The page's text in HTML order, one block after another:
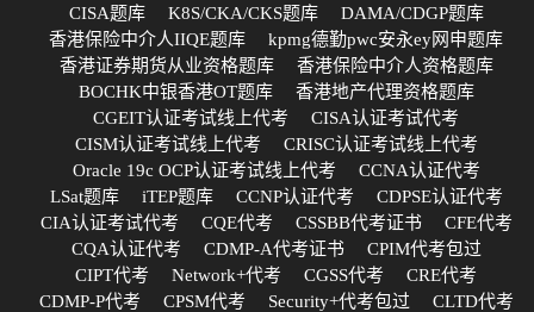
CISA题库
K8S/CKA/CKS题库
DAMA/CDGP题库
香港保险中介人IIQE题库
kpmg德勤pwc安永ey网申题库
香港证券期货从业资格题库
香港保险中介人资格题库
BOCHK中银香港OT题库
香港地产代理资格题库
CGEIT认证考试线上代考
CISA认证考试代考
CISM认证考试线上代考
CRISC认证考试线上代考
Oracle 19c OCP认证考试线上代考
CCNA认证代考
LSat题库
iTEP题库 CCNP认证代考
CDPSE认证代考
CIA认证考试代考
CQE代考 CSSBB代考证书
CFE代考
CQA认证代考
CDMP-A代考证书
CPIM代考包过
CIPT代考
Network+代考 CGSS代考
CRE代考
CDMP-P代考
CPSM代考 Security+代考包过
CLTD代考